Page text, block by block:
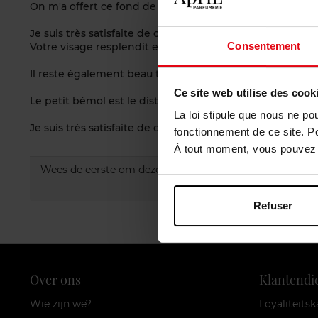
Consentement
Ce site web utilise des
La loi stipule que nous ne
fonctionnement de ce site.
À tout moment, vous
Refuser
On m'a offert ce fond de teint pour le tester.
Je suis très satisfaite de ce fond de teint. Grâce à sa
Votre visage resplendit et le fond de teint prend soin
Il reste également beau toute la journée, à la fin de la
Le petit bémol est le distributeur à pompe, qui donne
Je suis très satisfaite de ce fond de teint.
Wees de eerste om deze commentaar te evalueren.
Over ons
Wie zijn we?